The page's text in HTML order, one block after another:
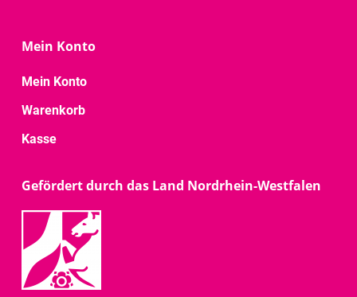
Mein Konto
Mein Konto
Warenkorb
Kasse
Gefördert durch das Land Nordrhein-Westfalen